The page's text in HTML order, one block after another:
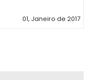
01, Janeiro de 2017